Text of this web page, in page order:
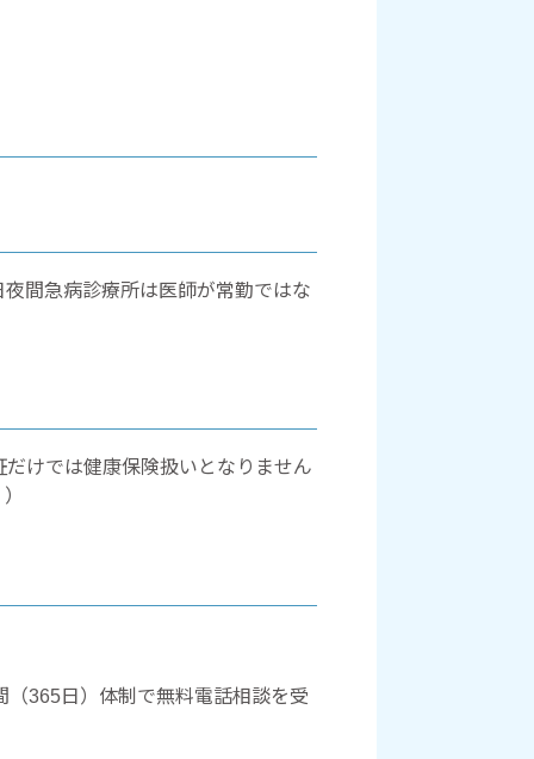
間急病診療所は医師が常勤ではな
けでは健康保険扱いとなりません
365日）体制で無料電話相談を受